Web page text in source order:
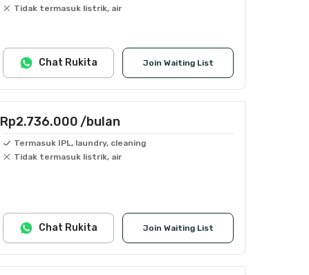
Tidak termasuk listrik, air
Join Waiting List
Chat Rukita
Rp2.736.000 /bulan
Termasuk IPL, laundry, cleaning
Tidak termasuk listrik, air
Join Waiting List
Chat Rukita